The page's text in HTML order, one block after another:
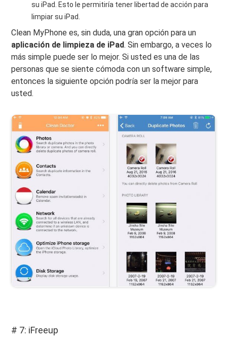
su iPad. Esto le permitiría tener libertad de acción para
limpiar su iPad.
Clean MyPhone es, sin duda, una gran opción para un
aplicación de limpieza de iPad. Sin embargo, a veces lo
más simple puede ser lo mejor. Si usted es una de las
personas que se siente cómoda con un software simple,
entonces la siguiente opción podría ser la mejor para
usted.
# 7: iFreeup